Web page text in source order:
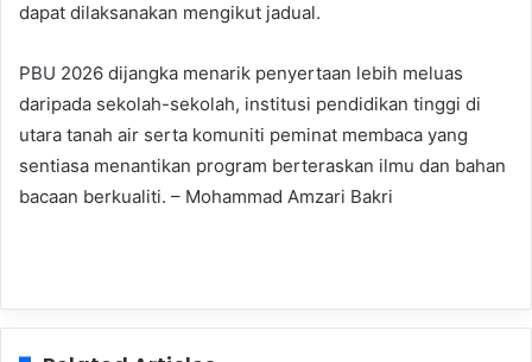
dapat dilaksanakan mengikut jadual.
PBU 2026 dijangka menarik penyertaan lebih meluas
daripada sekolah-sekolah, institusi pendidikan tinggi di
utara tanah air serta komuniti peminat membaca yang
sentiasa menantikan program berteraskan ilmu dan bahan
bacaan berkualiti. – Mohammad Amzari Bakri